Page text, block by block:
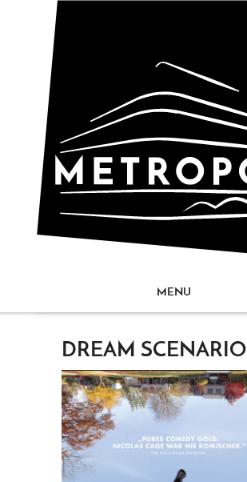
MENU
DREAM SCENARIO